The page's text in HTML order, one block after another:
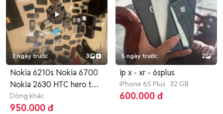
2 ngày trước 3
Nokia 6210s Nokia 6700
Nokia 2630 HTC hero túi
LV
Dòng khác
950.000 đ
5 ngày trước 2
ip x - xr - 6splus
iPhone 6S Plus 32 GB
600.000 đ